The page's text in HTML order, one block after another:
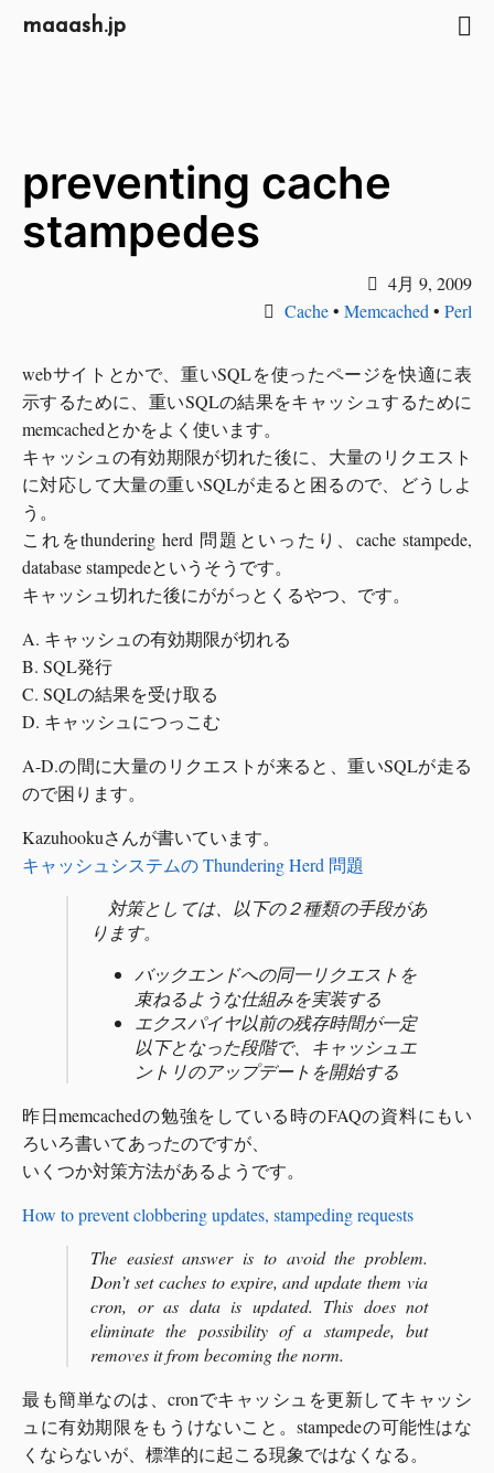
maaash.jp
preventing cache
stampedes
4月 9, 2009
Cache• Memcached • Perl
webサイトとかで、重いSQLを使ったページを快適に表
示するために、重いSQLの結果をキャッシュするために
memcachedとかをよく使います。
キャッシュの有効期限が切れた後に、大量のリクエスト
に対応して大量の重いSQLが走ると困るので、どうしよ
う。
これをthundering herd 問題といったり、cache stampede,
database stampedeというそうです。
キャッシュ切れた後にががっとくるやつ、です。
A. キャッシュの有効期限が切れる
B. SQL発行
C. SQLの結果を受け取る
D. キャッシュにつっこむ
A-D.の間に大量のリクエストが来ると、重いSQLが走る
ので困ります。
Kazuhookuさんが書いています。
キャッシュシステムの Thundering Herd 問題
対策としては、以下の２種類の手段があ
ります。
バックエンドへの同一リクエストを
束ねるような仕組みを実装する
エクスパイヤ以前の残存時間が一定
以下となった段階で、キャッシュエ
ントリのアップデートを開始する
昨日memcachedの勉強をしている時のFAQの資料にもい
ろいろ書いてあったのですが、
いくつか対策方法があるようです。
How to prevent clobbering updates, stampeding requests
The easiest answer is to avoid the problem.
Don’t set caches to expire, and update them via
cron, or as data is updated. This does not
eliminate the possibility of a stampede, but
removes it from becoming the norm.
最も簡単なのは、cronでキャッシュを更新してキャッシ
ュに有効期限をもうけないこと。stampedeの可能性はな
くならないが、標準的に起こる現象ではなくなる。